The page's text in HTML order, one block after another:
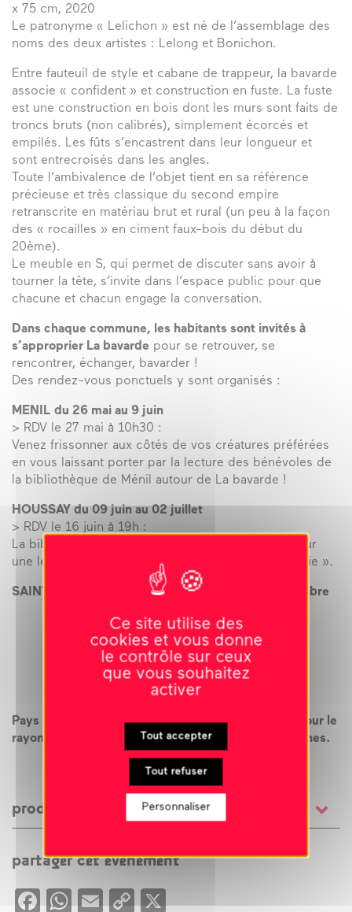
x 75 cm, 2020
Le patronyme « Lelichon » est né de l’assemblage des
noms des deux artistes : Lelong et Bonichon.
Entre fauteuil de style et cabane de trappeur, la bavarde
associe « confident » et construction en fuste. La fuste
est une construction en bois dont les murs sont faits de
troncs bruts (non calibrés), simplement écorcés et
empilés. Les fûts s’encastrent dans leur longueur et
sont entrecroisés dans les angles.
Toute l’ambivalence de l’objet tient en sa référence
précieuse et très classique du second empire
retranscrite en matériau brut et rural (un peu à la façon
des « rocailles » en ciment faux-bois du début du
20ème).
Le meuble en S, qui permet de discuter sans avoir à
tourner la tête, s’invite dans l’espace public pour que
chacune et chacun engage la conversation.
Dans chaque commune, les habitants sont invités à
s’approprier La bavarde pour se retrouver, se
rencontrer, échanger, bavarder !
Des rendez-vous ponctuels y sont organisés :
MENIL du 26 mai au 9 juin
> RDV le 27 mai à 10h30 :
Venez frissonner aux côtés de vos créatures préférées
en vous laissant porter par la lecture des bénévoles de
la bibliothèque de Ménil autour de La bavarde !
HOUSSAY du 09 juin au 02 juillet
> RDV le 16 juin à 19h :
La bibliothèque de Houssay invite Annie André pour
une lecture autour de son dernier livre « L’Affranchie ».
SAINT-DENIS-D’ANJOU du 03 juillet au 03 septembre
Pays de Château Gontier, propriétaire et prêteur, pour le
rayonnement de l’action culturelle dans les communes.
production et soutien
de la résidence « La croisière de l’art » portée par le
avec la commune
partager cet évènement
Facebook
WhatsApp
EmailCopy
X
Ce site utilise des
cookies et vous donne
le contrôle sur ceux
que vous souhaitez
activer
Tout accepter
Tout refuser
Personnaliser